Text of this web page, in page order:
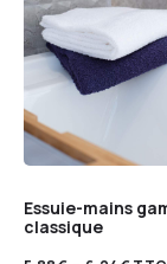
Essuie-mains
classique